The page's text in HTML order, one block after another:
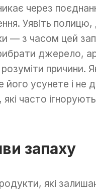
через
Уявіть полицю,
— з часом цей
джерело,
причини.
усунете і не
часто
запаху
які